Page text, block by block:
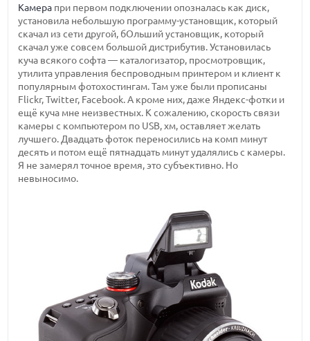
Камера при первом подключении опозналась как диск,
установила небольшую программу-установщик, который
скачал из сети другой, бОльший установщик, который
скачал уже совсем большой дистрибутив. Установилась
куча всякого софта — каталогизатор, просмотровщик,
утилита управления беспроводным принтером и клиент к
популярным фотохостингам. Там уже были прописаны
Fliсkr, Twitter, Facebook. А кроме них, даже Яндекс-фотки и
ещё куча мне неизвестных. К сожалению, скорость связи
камеры с компьютером по USB, хм, оставляет желать
лучшего. Двадцать фоток переносились на комп минут
десять и потом ещё пятнадцать минут удалялись с камеры.
Я не замерял точное время, это субъективно. Но
невыносимо.